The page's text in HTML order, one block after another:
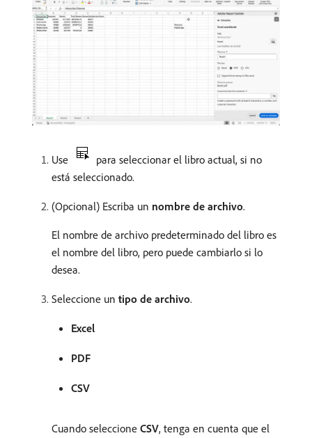
Use
para seleccionar el libro actual, si no
está seleccionado.
(Opcional) Escriba un nombre de archivo.
El nombre de archivo predeterminado del libro es
el nombre del libro, pero puede cambiarlo si lo
desea.
Seleccione un tipo de archivo.
Excel
PDF
CSV
Cuando seleccione CSV, tenga en cuenta que el